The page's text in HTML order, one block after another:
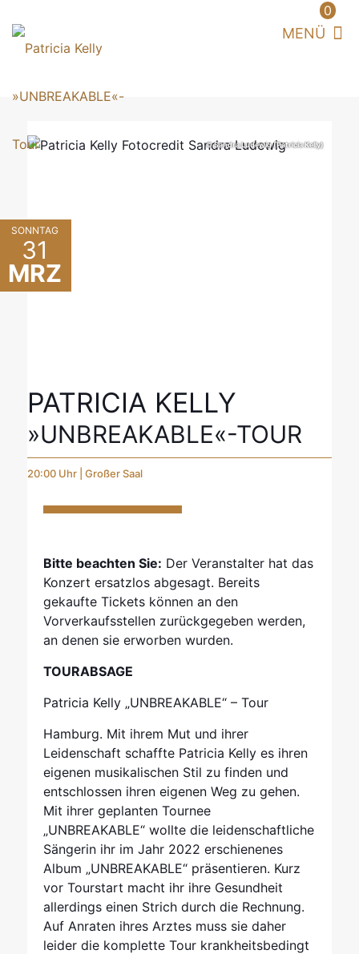
0
SONNTAG
31
MRZ
© Sandra Ludewig (Patricia Kelly)
PATRICIA KELLY
»UNBREAKABLE«­-TOUR
20:00 Uhr | Großer Saal
Bitte beachten Sie: Der Veranstalter hat das
Konzert ersatzlos abgesagt. Bereits
gekaufte Tickets können an den
Vorverkaufsstellen zurückgegeben werden,
an denen sie erworben wurden.
TOURABSAGE
Patricia Kelly „UNBREAKABLE“ – Tour
Hamburg. Mit ihrem Mut und ihrer
Leidenschaft schaffte Patricia Kelly es ihren
eigenen musikalischen Stil zu finden und
entschlossen ihren eigenen Weg zu gehen.
Mit ihrer geplanten Tournee
„UNBREAKABLE“ wollte die leidenschaftliche
Sängerin ihr im Jahr 2022 erschienenes
Album „UNBREAKABLE“ präsentieren. Kurz
vor Tourstart macht ihr ihre Gesundheit
allerdings einen Strich durch die Rechnung.
Auf Anraten ihres Arztes muss sie daher
leider die komplette Tour krankheitsbedingt